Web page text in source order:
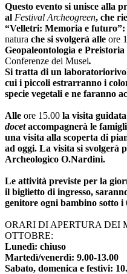
Questo evento si unisce alla
al Festival Archeogreen, che
“Velletri: Memoria e futuro”:
natura che si svolgerà alle ore
Geopaleontologia e
Conferenze dei Musei.
Si tratta di un
cui i piccoli estrarranno i
specie vegetali e ne faranno
Alle ore 15.00 la visita
docetaccompagnerà le
una visita alla scoperta di
ad oggi. La visita si svolgerà
Archeologico O.Nardini.
Le attività previste per la
il biglietto di ingresso,
genitore ogni bambino sotto i
ORARI DI APERTURA DEI
OTTOBRE:
Lunedì: chiuso
Martedì/venerdì: 9.00-13.00
Sabato, domenica e festivi: